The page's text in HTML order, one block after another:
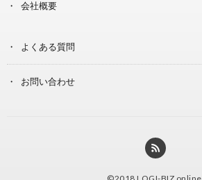
会社概要
よくある質問
お問い合わせ